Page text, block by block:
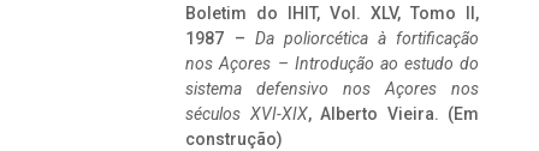
Boletim do IHIT, Vol. XLV, Tomo II,
1987 – Da poliorcética à fortificação
nos Açores – Introdução ao estudo do
sistema defensivo nos Açores nos
séculos XVI-XIX, Alberto Vieira. (Em
construção)